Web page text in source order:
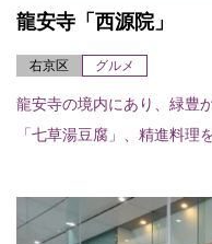
龍安寺「西源院」
右京区 グルメ
龍安寺の境内にあり、緑豊
「七草湯豆腐」、精進料理
と時を過ごすことができる